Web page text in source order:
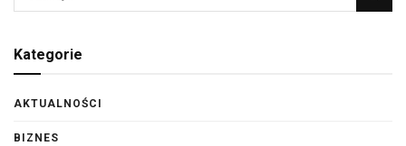
Kategorie
AKTUALNOŚCI
BIZNES